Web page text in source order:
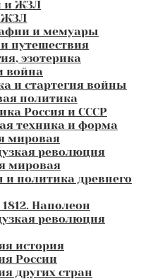
и ЖЗЛ
ЖЗЛ
и мемуары
путешествия
эзотерика
война
и стартегия войны
политика
Россия и СССР
техника и форма
мировая
революция
мировая
политика древнего
Наполеон
революция
история
России
других стран